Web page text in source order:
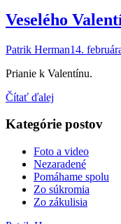
Veselého
Patrik Herman14.
Prianie k Valentínu.
Čítať ďalej
Kategórie postov
Foto a video
Nezaradené
Pomáhame spolu
Zo súkromia
Zo zákulisia